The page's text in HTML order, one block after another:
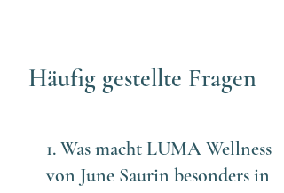
Häufig gestellte Fragen
umliegenden Region. Ob Sie nach der perfekten
„Massage Buxtehude“ suchen oder die beste „Thai
Massage Buxtehude“ erleben möchten, ich bin hier,
1. Was macht LUMA Wellness
von June Saurin besonders in